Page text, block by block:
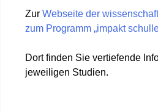
Zur Webseite der
zum Programm „impakt
Dort finden Sie vertiefende
jeweiligen Studien.